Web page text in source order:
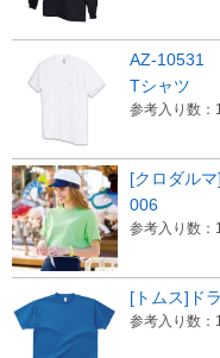
AZ-10531
Tシャツ
参考入り数：
[クロダル
006
参考入り数：
[トムス]ド
参考入り数：